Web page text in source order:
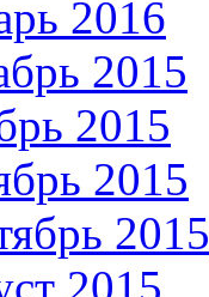
2016
2015
2015
2015
2015